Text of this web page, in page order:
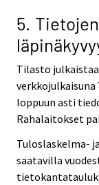
5.
Tilasto
verkkojulkaisuna
loppuun asti
Rahalaitokset
Tuloslaskelma-
saatavilla